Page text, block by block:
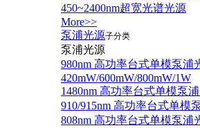
450~2400nm超宽光谱光源
More>>
泵浦光源子分类
泵浦光源
980nm 高功率台式单模泵浦
420mW/600mW/800mW/1W
1480nm 高功率台式单模泵
910/915nm 高功率台式单模
808nm 高功率台式单模泵浦